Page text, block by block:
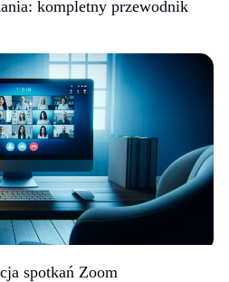
kompletny przewodnik
spotkań Zoom